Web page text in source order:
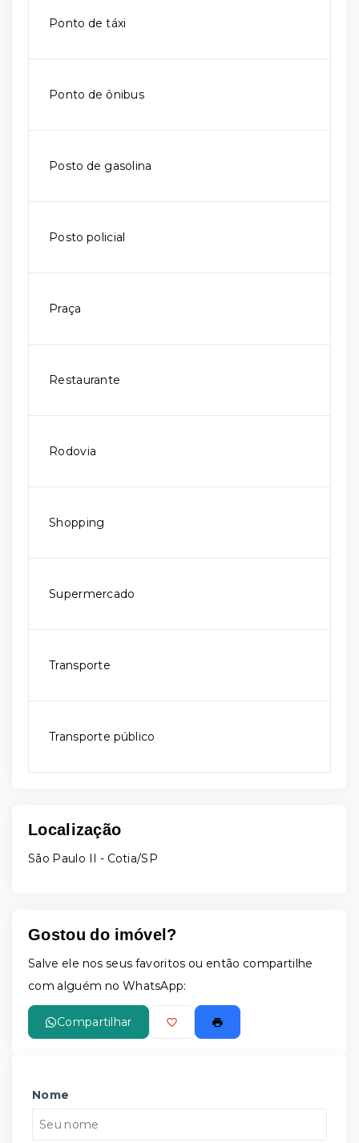
Ponto de táxi
Ponto de ônibus
Posto de gasolina
Posto policial
Praça
Restaurante
Rodovia
Shopping
Supermercado
Transporte
Transporte público
Localização
São Paulo II - Cotia/SP
Gostou do imóvel?
Salve ele nos seus favoritos ou então compartilhe
com alguém no WhatsApp:
Compartilhar
Nome